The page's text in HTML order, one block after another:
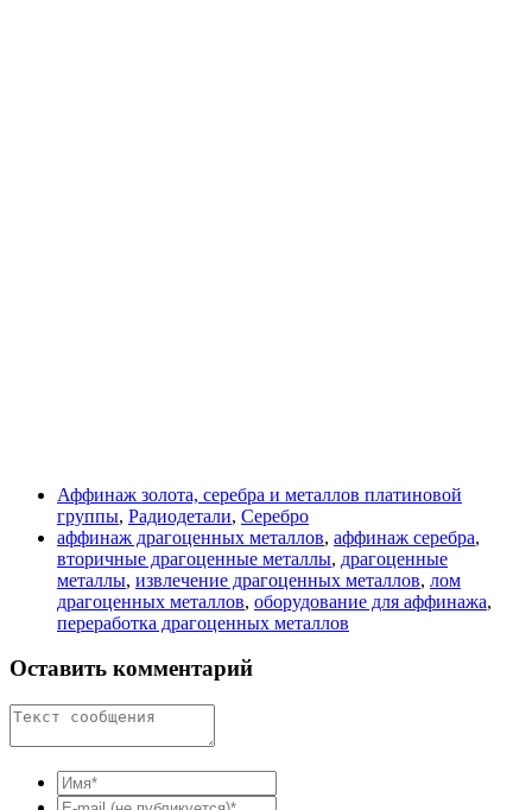
Аффинаж золота, серебра и металлов платиновой
группы, Радиодетали, Серебро
аффинаж драгоценных металлов, аффинаж серебра,
вторичные драгоценные металлы, драгоценные
металлы, извлечение драгоценных металлов, лом
драгоценных металлов, оборудование для аффинажа,
переработка драгоценных металлов
Оставить комментарий